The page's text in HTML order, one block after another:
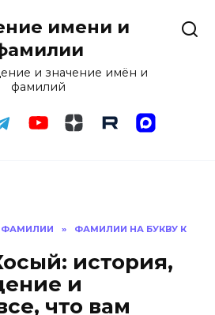
имени и
и значение имён и
фамилий
ФАМИЛИИ » ФАМИЛИИ НА БУКВУ К
история,
и
что вам